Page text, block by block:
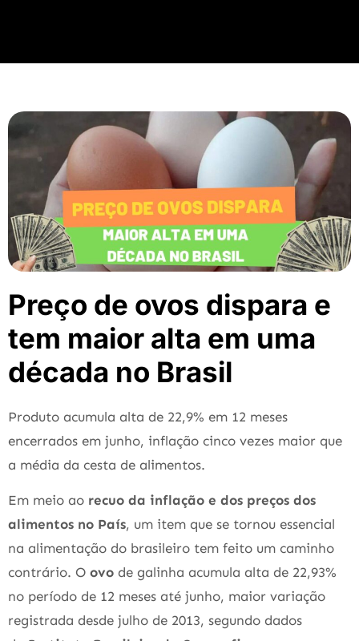
Preço de ovos dispara e
tem maior alta em uma
década no Brasil
Produto acumula alta de 22,9% em 12 meses
encerrados em junho, inflação cinco vezes maior que
a média da cesta de alimentos.
Em meio ao recuo da inflação e dos preços dos
alimentos no País, um item que se tornou essencial
na alimentação do brasileiro tem feito um caminho
contrário. O ovo de galinha acumula alta de 22,93%
no período de 12 meses até junho, maior variação
registrada desde julho de 2013, segundo dados